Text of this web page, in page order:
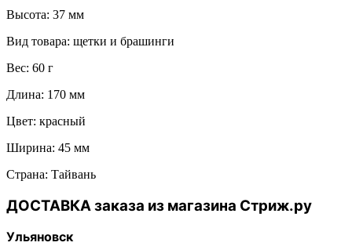
Высота: 37 мм
Вид товара: щетки и брашинги
Вес: 60 г
Длина: 170 мм
Цвет: красный
Ширина: 45 мм
Страна: Тайвань
ДОСТАВКА заказа из магазина Стриж.ру
Ульяновск